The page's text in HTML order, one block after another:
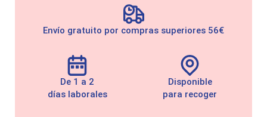
Envío gratuito por compras superiores 56€
De 1 a 2
días laborales
Disponible
para recoger